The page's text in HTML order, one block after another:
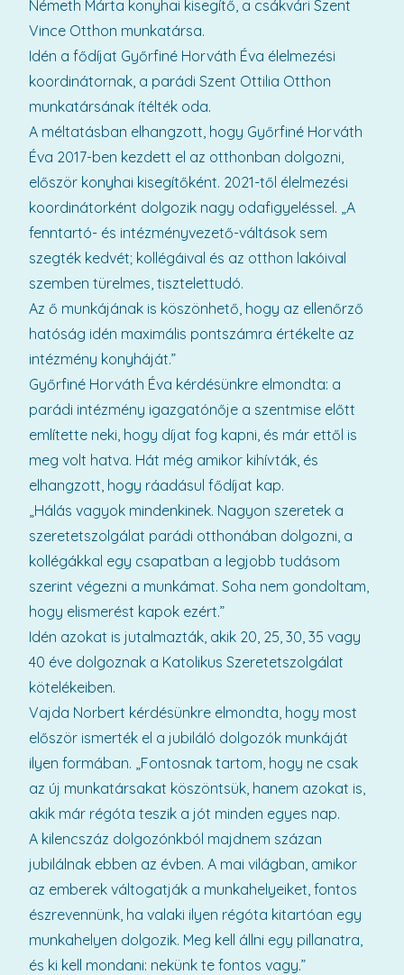
Németh Márta konyhai kisegítő, a csákvári Szent
Vince Otthon munkatársa.
Idén a fődíjat Győrfiné Horváth Éva élelmezési
koordinátornak, a parádi Szent Ottilia Otthon
munkatársának ítélték oda.
A méltatásban elhangzott, hogy Győrfiné Horváth
Éva 2017-ben kezdett el az otthonban dolgozni,
először konyhai kisegítőként. 2021-től élelmezési
koordinátorként dolgozik nagy odafigyeléssel. „A
fenntartó- és intézményvezető-váltások sem
szegték kedvét; kollégáival és az otthon lakóival
szemben türelmes, tisztelettudó.
Az ő munkájának is köszönhető, hogy az ellenőrző
hatóság idén maximális pontszámra értékelte az
intézmény konyháját.”
Győrfiné Horváth Éva kérdésünkre elmondta: a
parádi intézmény igazgatónője a szentmise előtt
említette neki, hogy díjat fog kapni, és már ettől is
meg volt hatva. Hát még amikor kihívták, és
elhangzott, hogy ráadásul fődíjat kap.
„Hálás vagyok mindenkinek. Nagyon szeretek a
szeretetszolgálat parádi otthonában dolgozni, a
kollégákkal egy csapatban a legjobb tudásom
szerint végezni a munkámat. Soha nem gondoltam,
hogy elismerést kapok ezért.”
Idén azokat is jutalmazták, akik 20, 25, 30, 35 vagy
40 éve dolgoznak a Katolikus Szeretetszolgálat
kötelékeiben.
Vajda Norbert kérdésünkre elmondta, hogy most
először ismerték el a jubiláló dolgozók munkáját
ilyen formában. „Fontosnak tartom, hogy ne csak
az új munkatársakat köszöntsük, hanem azokat is,
akik már régóta teszik a jót minden egyes nap.
A kilencszáz dolgozónkból majdnem százan
jubilálnak ebben az évben. A mai világban, amikor
az emberek váltogatják a munkahelyeiket, fontos
észrevennünk, ha valaki ilyen régóta kitartóan egy
munkahelyen dolgozik. Meg kell állni egy pillanatra,
és ki kell mondani: nekünk te fontos vagy.”